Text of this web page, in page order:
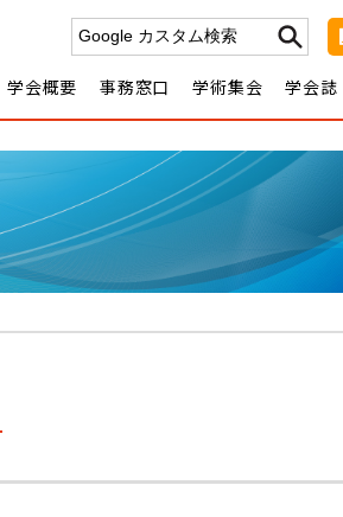
学会概要
学会概要 理事長挨拶
款 会費規定 理事・監
事 報告 歴
代理事長・年会長・部会長
事務窓口
休会・再入会の手続きについ
ついて 協賛・後援の申請に
いて
学術集会
日程一覧 関連学
学会誌